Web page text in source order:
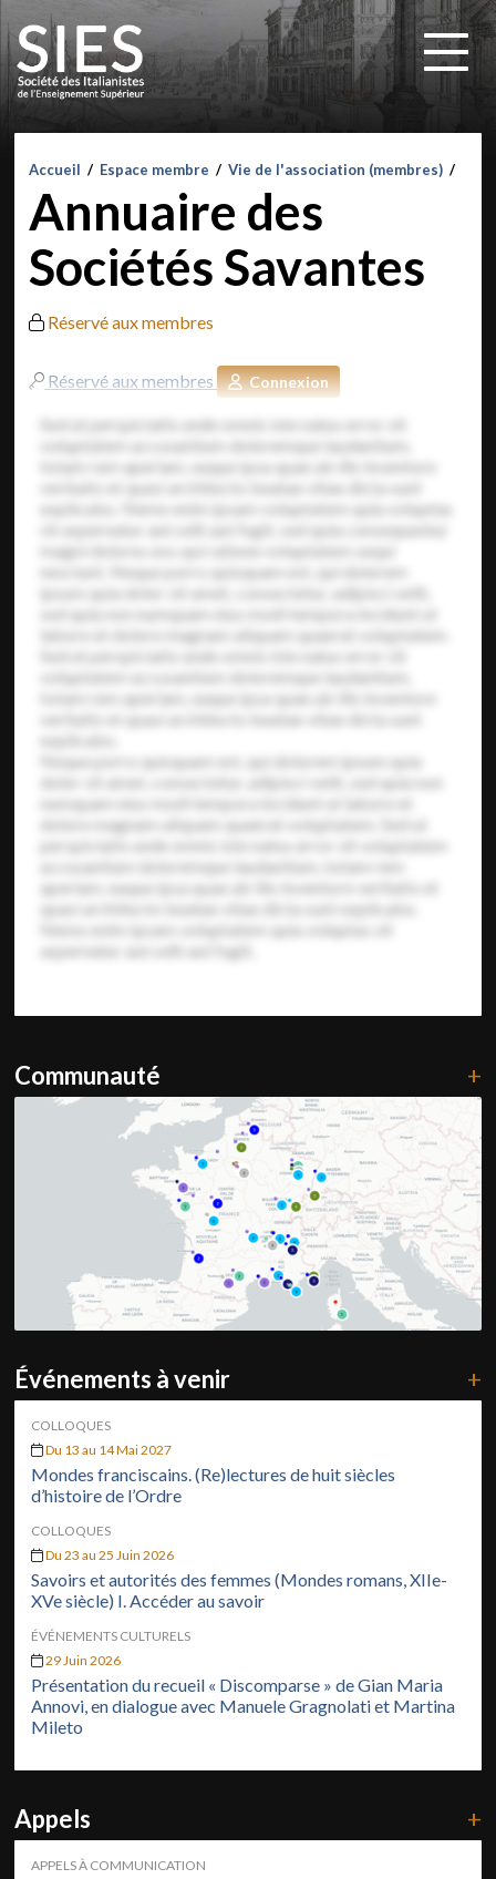
Accueil / Espace membre / Vie de l'association (membres) /
Annuaire des
Sociétés Savantes
Réservé aux membres
Réservé aux membres Connexion
Sed ut perspiciatis unde omnis iste natus error sit
voluptatem accusantium doloremque laudantium,
totam rem aperiam, eaque ipsa quae ab illo inventore
veritatis et quasi architecto beatae vitae dicta sunt
explicabo. Nemo enim ipsam voluptatem quia voluptas
sit aspernatur aut odit aut fugit, sed quia consequuntur
magni dolores eos qui ratione voluptatem sequi
nesciunt. Neque porro quisquam est, qui dolorem
ipsum quia dolor sit amet, consectetur, adipisci velit,
sed quia non numquam eius modi tempora incidunt ut
labore et dolore magnam aliquam quaerat voluptatem.
Sed ut perspiciatis unde omnis iste natus error sit
voluptatem accusantium doloremque laudantium,
totam rem aperiam, eaque ipsa quae ab illo inventore
veritatis et quasi architecto beatae vitae dicta sunt
explicabo.
Neque porro quisquam est, qui dolorem ipsum quia
dolor sit amet, consectetur, adipisci velit, sed quia non
numquam eius modi tempora incidunt ut labore et
dolore magnam aliquam quaerat voluptatem. Sed ut
perspiciatis unde omnis iste natus error sit voluptatem
accusantium doloremque laudantium, totam rem
aperiam, eaque ipsa quae ab illo inventore veritatis et
quasi architecto beatae vitae dicta sunt explicabo.
Nemo enim ipsam voluptatem quia voluptas sit
aspernatur aut odit aut fugit,
Communauté +
Événements à venir +
COLLOQUES
Du 13 au 14 Mai 2027
Mondes franciscains. (Re)lectures de huit siècles
d’histoire de l’Ordre
COLLOQUES
Du 23 au 25 Juin 2026
Savoirs et autorités des femmes (Mondes romans, XIIe-
XVe siècle) I. Accéder au savoir
ÉVÉNEMENTS CULTURELS
29 Juin 2026
Présentation du recueil « Discomparse » de Gian Maria
Annovi, en dialogue avec Manuele Gragnolati et Martina
Mileto
Appels +
APPELS À COMMUNICATION